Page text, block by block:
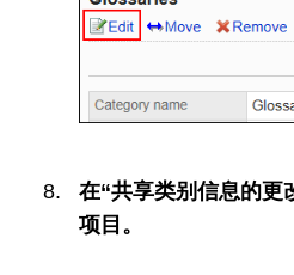
在“共享类别信息的更
项目。